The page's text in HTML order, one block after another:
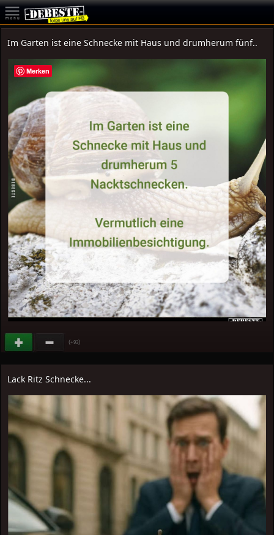
Im Garten ist eine Schnecke mit Haus und drumherum fünf..
(+93)
Lack Ritz Schnecke...
Merken